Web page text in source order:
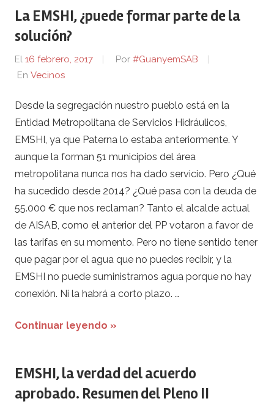
La EMSHI, ¿puede formar parte de la
solución?
El 16 febrero, 2017 Por #GuanyemSAB
En Vecinos
Desde la segregación nuestro pueblo está en la
Entidad Metropolitana de Servicios Hidráulicos,
EMSHI, ya que Paterna lo estaba anteriormente. Y
aunque la forman 51 municipios del área
metropolitana nunca nos ha dado servicio. Pero ¿Qué
ha sucedido desde 2014? ¿Qué pasa con la deuda de
55.000 € que nos reclaman? Tanto el alcalde actual
de AISAB, como el anterior del PP votaron a favor de
las tarifas en su momento. Pero no tiene sentido tener
que pagar por el agua que no puedes recibir, y la
EMSHI no puede suministrarnos agua porque no hay
conexión. Ni la habrá a corto plazo. …
Continuar leyendo »
EMSHI, la verdad del acuerdo
aprobado. Resumen del Pleno II